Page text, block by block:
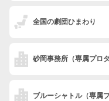
全国の劇団ひまわり
砂岡事務所 （専属プロ
ブルーシャトル（専属